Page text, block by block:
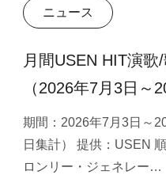
ニュース
月間USEN HIT演
（2026年7月3日～
期間：2026年7月3日～
日集計） 提供：USEN
ロンリー・ジェネレー…